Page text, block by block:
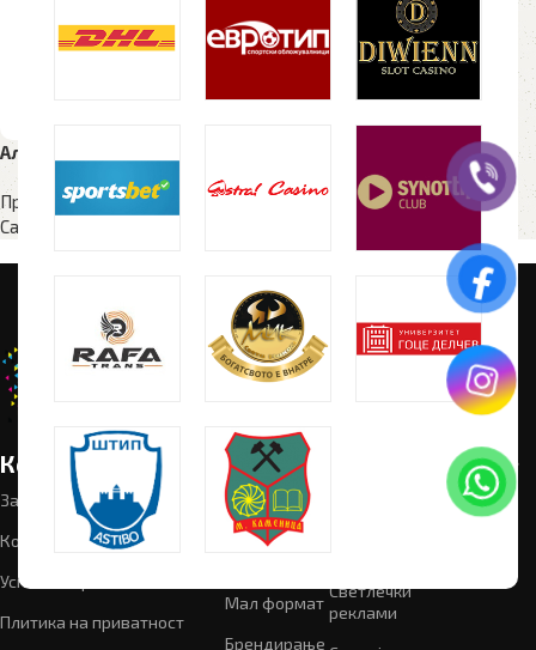
Алуминиумска SNAP рамка
Промотивен материјал
Самостоечки дисплеи
Корисни линкови
За нас
Контакт
Успешни проекти
Плитика на приватност
Категории
Графички
дизајн
Мал формат
Брендирање
Светлечки
реклами
Следете
не: